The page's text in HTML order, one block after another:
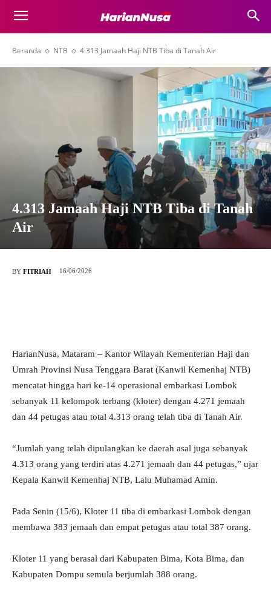
Beranda NTB 4.313 Jamaah Haji NTB Tiba di Tanah Air
4.313 Jamaah Haji NTB Tiba di Tanah
Air
BY FITRIAH 16/06/2026
HarianNusa, Mataram – Kantor Wilayah Kementerian Haji dan
Umrah Provinsi Nusa Tenggara Barat (Kanwil Kemenhaj NTB)
mencatat hingga hari ke-14 operasional embarkasi Lombok
sebanyak 11 kelompok terbang (kloter) dengan 4.271 jemaah
dan 44 petugas atau total 4.313 orang telah tiba di Tanah Air.
“Jumlah yang telah dipulangkan ke daerah asal juga sebanyak
4.313 orang yang terdiri atas 4.271 jemaah dan 44 petugas,” ujar
Kepala Kanwil Kemenhaj NTB, Lalu Muhamad Amin.
Pada Senin (15/6), Kloter 11 tiba di embarkasi Lombok dengan
membawa 383 jemaah dan empat petugas atau total 387 orang.
Kloter 11 yang berasal dari Kabupaten Bima, Kota Bima, dan
Kabupaten Dompu semula berjumlah 388 orang.